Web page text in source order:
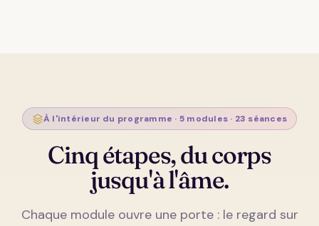
À l'intérieur du programme · 5 modules · 23 séances
Cinq étapes, du corps
jusqu'à l'âme.
Chaque module ouvre une porte : le regard sur